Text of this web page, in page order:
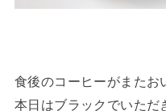
食後のコーヒーがまたお
本日はブラックでいただ